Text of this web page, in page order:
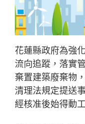
花蓮縣政府為強
流向追蹤，落實
棄置建築廢棄物
清理法規定提送
經核准後始得動工